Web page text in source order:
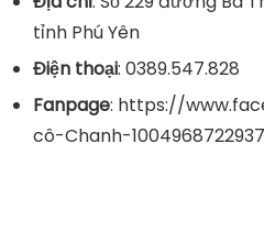
tỉnh Phú Yên
Điện thoại: 0389.547.828
Fanpage: https://
cô-Chanh-